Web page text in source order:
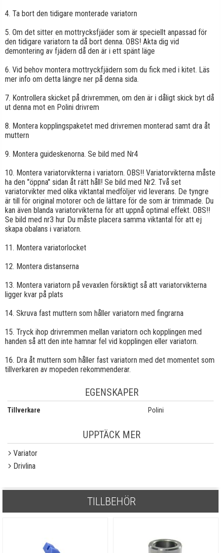
4. Ta bort den tidigare monterade variatorn
5. Om det sitter en mottrycksfjäder som är speciellt anpassad för
den tidigare variatorn ta då bort denna. OBS! Akta dig vid
demontering av fjädern då den är i ett spänt läge
6. Vid behov montera mottryckfjädern som du fick med i kitet. Läs
mer info om detta längre ner på denna sida.
7. Kontrollera skicket på drivremmen, om den är i dåligt skick byt då
ut denna mot en Polini drivrem
8. Montera kopplingspaketet med drivremen monterad samt dra åt
muttern
9. Montera guideskenorna. Se bild med Nr4
10. Montera variatorvikterna i variatorn. OBS!! Variatorvikterna måste
ha den "öppna" sidan åt rätt håll! Se bild med Nr2. Två set
variatorvikter med olika viktantal medföljer vid leverans. De tyngre
är till för original motorer och de lättare för de som är trimmade. Du
kan även blanda variatorvikterna för att uppnå optimal effekt. OBS!!
Se bild med nr3 hur Du måste placera samma viktantal för att ej
skapa obalans i variatorn.
11. Montera variatorlocket
12. Montera distanserna
13. Montera variatorn på vevaxlen försiktigt så att variatorvikterna
ligger kvar på plats
14. Skruva fast muttern som håller variatorn med fingrarna
15. Tryck ihop drivremmen mellan variatorn och kopplingen med
handen så att den inte hamnar fel vid kopplingen eller variatorn.
16. Dra åt muttern som håller fast variatorn med det momentet som
tillverkaren av mopeden rekommenderar.
EGENSKAPER
Tillverkare Polini
UPPTÄCK MER
Variator
Drivlina
TILLBEHÖR